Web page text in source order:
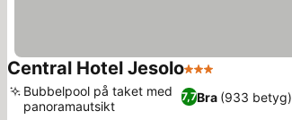
Central Hotel Jesolo3 Stjärnor
7,7Bra (933 betyg)
Bubbelpool på taket med
panoramautsikt